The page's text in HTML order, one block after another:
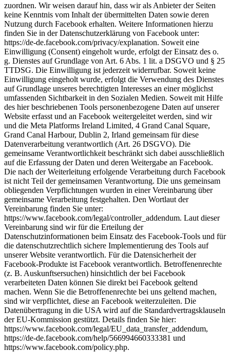
zuordnen. Wir weisen darauf hin, dass wir als Anbieter der Seiten
keine Kenntnis vom Inhalt der übermittelten Daten sowie deren
Nutzung durch Facebook erhalten. Weitere Informationen hierzu
finden Sie in der Datenschutzerklärung von Facebook unter:
https://de-de.facebook.com/privacy/explanation. Soweit eine
Einwilligung (Consent) eingeholt wurde, erfolgt der Einsatz des o.
g. Dienstes auf Grundlage von Art. 6 Abs. 1 lit. a DSGVO und § 25
TTDSG. Die Einwilligung ist jederzeit widerrufbar. Soweit keine
Einwilligung eingeholt wurde, erfolgt die Verwendung des Dienstes
auf Grundlage unseres berechtigten Interesses an einer möglichst
umfassenden Sichtbarkeit in den Sozialen Medien. Soweit mit Hilfe
des hier beschriebenen Tools personenbezogene Daten auf unserer
Website erfasst und an Facebook weitergeleitet werden, sind wir
und die Meta Platforms Ireland Limited, 4 Grand Canal Square,
Grand Canal Harbour, Dublin 2, Irland gemeinsam für diese
Datenverarbeitung verantwortlich (Art. 26 DSGVO). Die
gemeinsame Verantwortlichkeit beschränkt sich dabei ausschließlich
auf die Erfassung der Daten und deren Weitergabe an Facebook.
Die nach der Weiterleitung erfolgende Verarbeitung durch Facebook
ist nicht Teil der gemeinsamen Verantwortung. Die uns gemeinsam
obliegenden Verpflichtungen wurden in einer Vereinbarung über
gemeinsame Verarbeitung festgehalten. Den Wortlaut der
Vereinbarung finden Sie unter:
https://www.facebook.com/legal/controller_addendum. Laut dieser
Vereinbarung sind wir für die Erteilung der
Datenschutzinformationen beim Einsatz des Facebook-Tools und für
die datenschutzrechtlich sichere Implementierung des Tools auf
unserer Website verantwortlich. Für die Datensicherheit der
Facebook-Produkte ist Facebook verantwortlich. Betroffenenrechte
(z. B. Auskunftsersuchen) hinsichtlich der bei Facebook
verarbeiteten Daten können Sie direkt bei Facebook geltend
machen. Wenn Sie die Betroffenenrechte bei uns geltend machen,
sind wir verpflichtet, diese an Facebook weiterzuleiten. Die
Datenübertragung in die USA wird auf die Standardvertragsklauseln
der EU-Kommission gestützt. Details finden Sie hier:
https://www.facebook.com/legal/EU_data_transfer_addendum,
https://de-de.facebook.com/help/566994660333381 und
https://www.facebook.com/policy.php.